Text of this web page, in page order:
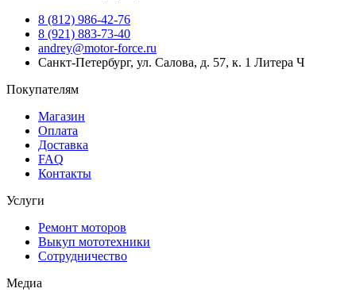
8 (812) 986-42-76
8 (921) 883-73-40
andrey@motor-force.ru
Санкт-Петербург, ул. Салова, д. 57, к. 1 Литера Ч
Покупателям
Магазин
Оплата
Доставка
FAQ
Контакты
Услуги
Ремонт моторов
Выкуп мототехники
Сотрудничество
Медиа